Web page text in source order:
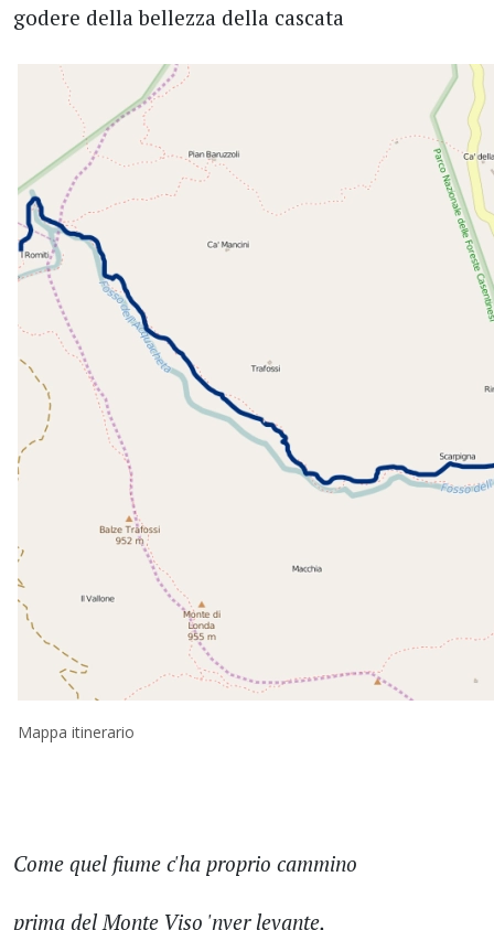
godere della bellezza della cascata
Mappa itinerario
Come quel fiume c'ha proprio cammino
prima del Monte Viso 'nver levante,